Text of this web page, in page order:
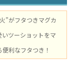
”がフタつきマグカ
いツーショットをマ
利なフタつき！